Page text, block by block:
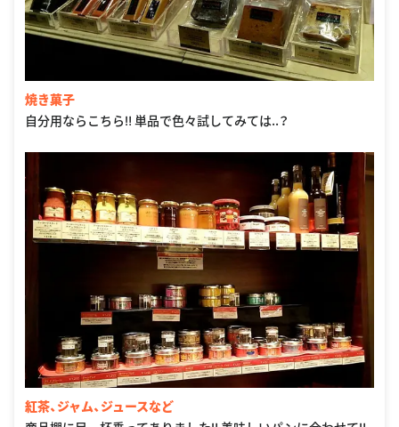
焼き菓子
自分用ならこちら‼ 単品で色々試してみては..？
紅茶、ジャム、ジュースなど